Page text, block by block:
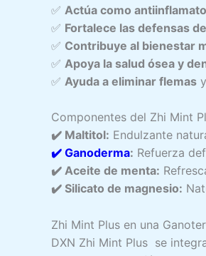
✅ Actúa como
✅ Fortalece las defensas
✅ Contribuye al bienestar
✅ Apoya la salud ósea y
✅ Ayuda a eliminar flemas
Componentes del Zhi Mint
✔️ Maltitol: Endulzante
✔️ Ganoderma: Refuerza
✔️ Aceite de menta:
✔️ Silicato de magnesio:
Zhi Mint Plus en una
DXN Zhi Mint Plus se